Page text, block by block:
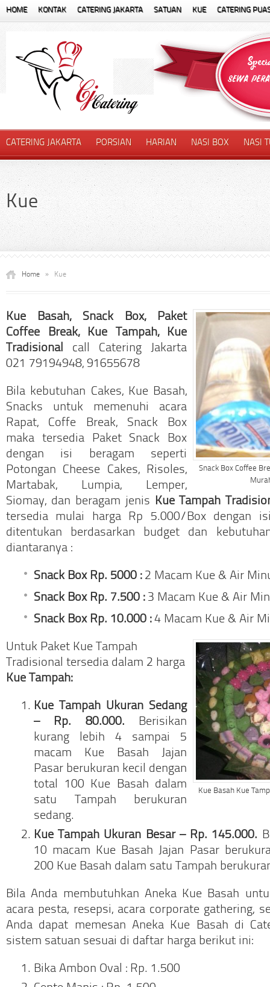
HOME KONTAK CATERING JAKARTA SATUAN KUE CATERING
CATERING JAKARTA PORSIAN HARIAN NASI BOX NASI
Kue
Home » Kue
Snack Box Coffee
Kue Basah, Snack Box, Paket
Coffee Break, Kue Tampah, Kue
Tradisional call Catering Jakarta
021 79194948, 91655678
Bila kebutuhan Cakes, Kue Basah,
Snacks untuk memenuhi acara
Rapat, Coffe Break, Snack Box
maka tersedia Paket Snack Box
dengan isi beragam seperti
Potongan Cheese Cakes, Risoles,
Martabak, Lumpia, Lemper,
Siomay, dan beragam jenis Kue Tampah
tersedia mulai harga Rp 5.000/Box dengan
ditentukan berdasarkan budget dan
diantaranya :
Snack Box Rp. 5000 : 2 Macam Kue & Air
Snack Box Rp. 7.500 : 3 Macam Kue & Air
Snack Box Rp. 10.000 : 4 Macam Kue & Air
Kue Basah Kue
Untuk Paket Kue Tampah
Tradisional tersedia dalam 2 harga
Kue Tampah:
Kue Tampah Ukuran Sedang
– Rp. 80.000. Berisikan
kurang lebih 4 sampai 5
macam Kue Basah Jajan
Pasar berukuran kecil dengan
total 100 Kue Basah dalam
satu Tampah berukuran
sedang.
Kue Tampah Ukuran Besar – Rp. 145.000.
10 macam Kue Basah Jajan Pasar
200 Kue Basah dalam satu Tampah
Bila Anda membutuhkan Aneka Kue Basah
acara pesta, resepsi, acara corporate gathering,
Anda dapat memesan Aneka Kue Basah di
sistem satuan sesuai di daftar harga berikut ini:
Bika Ambon Oval : Rp. 1.500